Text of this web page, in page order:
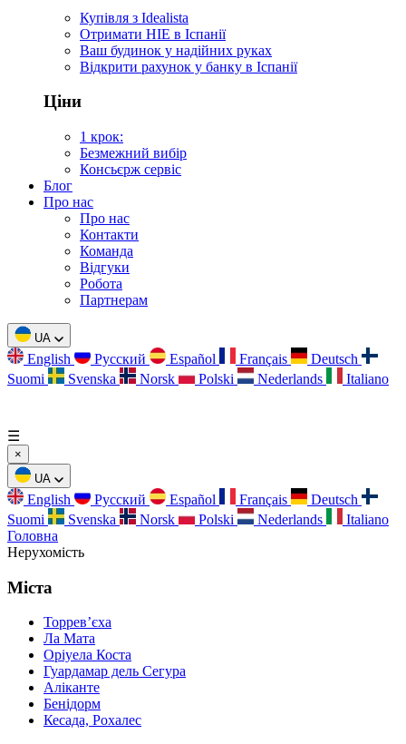
Купівля з Idealista
Отримати НІЕ в Іспанії
Ваш будинок у надійних руках
Відкрити рахунок у банку в Іспанії
Ціни
1 крок:
Безмежний вибір
Консьєрж сервіс
Блог
Про нас
Про нас
Контакти
Команда
Відгуки
Робота
Партнерам
UA
English Русский Español Français
Deutsch
Suomi
Svenska Norsk Polski Nederlands Italiano
☰
×
UA
English Русский Español Français
Deutsch
Suomi
Svenska Norsk Polski Nederlands
Italiano
Головна
Нерухомість
Міста
Торревʼєха
Ла Мата
Оріуела Коста
Гуардамар дель Сегура
Аліканте
Бенідорм
Кесада, Рохалес